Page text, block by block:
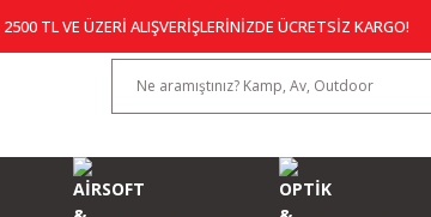
2500 TL VE ÜZERİ ALIŞVERİŞLERİNİZDE ÜCRETSİZ KARGO!